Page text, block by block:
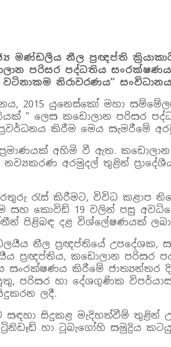
නීල ප්‍රඥප්ති
පරිසර පද්ධතිය
නිරාවරණය”
2015 යුනෙස්කෝ මහා
” ලෙස කඩොලාන පරිසර
කිරීම මෙය සැමරීමේ
අහිමි වී ඇත.
අරමුදල් තුළින්
රැස් කිරීමට, විවිධ කළාප
සහ කොවිඩ් 19 වලින් පසු
පිළිබඳ දළ විශ්ලේෂණයක්
නීල ප්‍රඥප්තියේ උපදේශක,
ප්‍රඥප්තිය, කඩොලාන පරිසර
සංරක්ෂණය කිරීමේ
පරිසර හා දේශගුණික
ලදී.
සඳහා සිදුකළ මැදිහත්වීම්
හා ටූබැගෝහි සමුද්‍රිය